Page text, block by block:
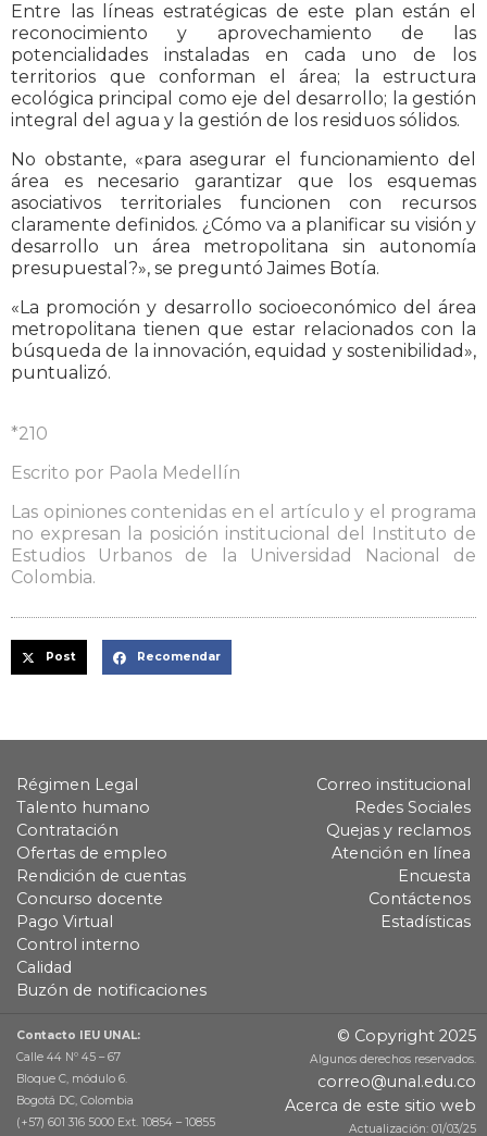
Entre las líneas estratégicas de este plan están el
reconocimiento y aprovechamiento de las
potencialidades instaladas en cada uno de los
territorios que conforman el área; la estructura
ecológica principal como eje del desarrollo; la gestión
integral del agua y la gestión de los residuos sólidos.
No obstante, «para asegurar el funcionamiento del
área es necesario garantizar que los esquemas
asociativos territoriales funcionen con recursos
claramente definidos. ¿Cómo va a planificar su visión y
desarrollo un área metropolitana sin autonomía
presupuestal?», se preguntó Jaimes Botía.
«La promoción y desarrollo socioeconómico del área
metropolitana tienen que estar relacionados con la
búsqueda de la innovación, equidad y sostenibilidad»,
puntualizó.
*210
Escrito por Paola Medellín
Las opiniones contenidas en el artículo y el programa
no expresan la posición institucional del Instituto de
Estudios Urbanos de la Universidad Nacional de
Colombia.
Post Recomendar
Régimen Legal
Talento humano
Contratación
Ofertas de empleo
Rendición de cuentas
Concurso docente
Pago Virtual
Control interno
Calidad
Buzón de notificaciones
Correo institucional
Redes Sociales
Quejas y reclamos
Atención en línea
Encuesta
Contáctenos
Estadísticas
Contacto IEU UNAL:
Calle 44 Nº 45 – 67
Bloque C, módulo 6.
Bogotá DC, Colombia
(+57) 601 316 5000 Ext. 10854 – 10855
© Copyright 2025
Algunos derechos reservados.
correo@unal.edu.co
Acerca de este sitio web
Actualización: 01/03/25